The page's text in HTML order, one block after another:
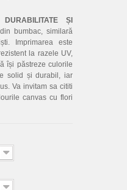
ȘI
bumbac, similară
Imprimarea este
la razele UV,
își păstreze culorile
solid și durabil, iar
Va invitam sa cititi
canvas cu flori